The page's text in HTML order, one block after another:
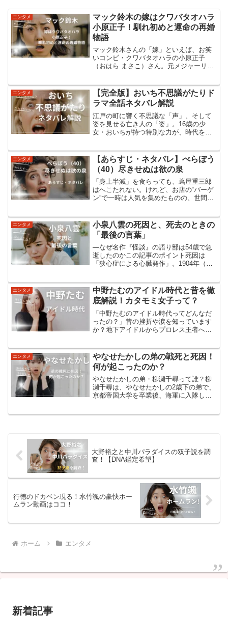
エンタメ
マック鈴木の嫁はクワバタオハラ
小原正子！馴れ初めと運命の再婚
物語
マック鈴木さんの「嫁」といえば、お笑
いコンビ・クワバタオハラの小原正子
（おはら まさこ）さん。元メジャーリー
マック鈴木さんにとっては「再婚」。小
原さんの“猛アプローチ”...
エンタメ
【完全版】おいち不思議がたりド
ラマ全話ネタバレ解説
江戸の町に響く不思議な「声」、そして
姿を見せる亡き人の「姿」。16歳の少
女・おいちが持つ特別な力が、時代を超
ーとファンタジーが融合した新感覚の時
代劇ドラマ。葵わかな...
エンタメ
【あらすじ・ネタバレ】べらぼう
（40）尽きせぬは欲の泉
「身上半減」を食らっても、蔦屋重三郎
はへこたれない。けれど、お店の“バーゲ
ン”で一時は人気を集めたものの、世間の
す」若い才能がつぎつぎ現れます——滝
沢瑣吉（のちの曲亭馬琴...
エンタメ
小泉八雲の死因と、死去のときの
「最後の言葉」
—なぜ名作『怪談』の語り部は54歳で急
逝したのかこの記事のポイント死因は
「狭心症による心臓発作」。1904年（明
は“paralysis of the heart（心...
エンタメ
中野たむのアイドル時代と昔を徹
底解説！カタモミ女子って？
「中野たむのアイドル時代ってどんなだ
ったの？」昔の挫折や涙を知っています
か？地下アイドルからプロレス王者へ、
の過去から今への道のりを一緒にたどっ
てみませんか？中野たむの...
エンタメ
やなせたかしの弟の戦死と死因！
何が起こったのか？
やなせたかしの弟・柳瀬千尋って誰？柳
瀬千尋は、やなせたかしの2歳下の弟で、
京都帝国大学を卒業後、海軍に入隊し、
大野裕之と中川パラダイスの双子説を調
査！【DNA鑑定希望】
行徳のドカベン現る！水竹颯の豪快ホー
ムラン動画はココ！
ホーム エンタメ
新着記事